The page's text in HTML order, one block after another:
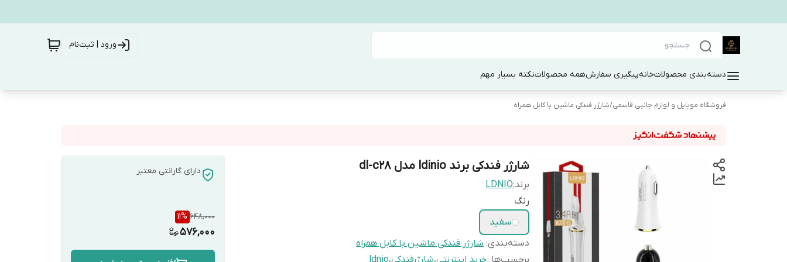
ورود | ثبت‌نام
دسته‌بندی محصولاتخانهپیگیری سفارشهمه محصولاتنکته بسیار مهم
فروشگاه موبایل و لوازم جانبی قاسمی/شارژر فندکی ماشین با کابل همراه
شارژر فندکی برند ldinio مدل dl-c28
برند:LDNIO
رنگ
سفید
دسته‌بندی: شارژر فندکی ماشین با کابل همراه
برچسب‌ها :خرید اینترنتی،شارژرفندکی،ldnio
دارای گارانتی معتبر
648,000
11%
576,000